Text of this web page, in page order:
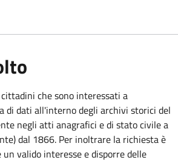
che sono interessati a
di dati all'interno degli archivi storici del
negli atti anagrafici e di stato civile a
dal 1866. Per inoltrare la richiesta è
un valido interesse e disporre delle